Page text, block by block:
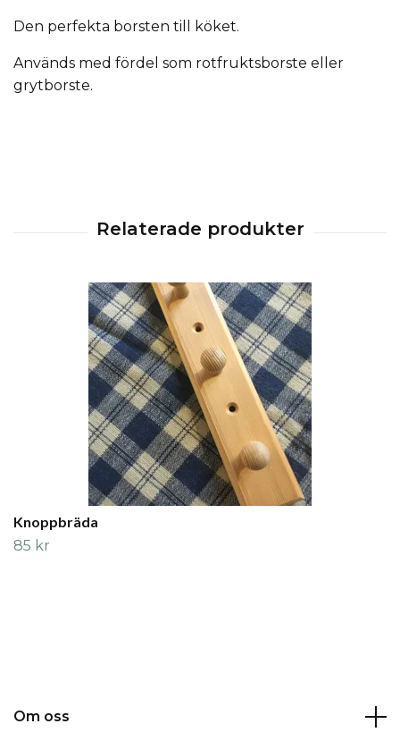
Den perfekta borsten till köket.
Används med fördel som rotfruktsborste eller
grytborste.
Knoppbräda
85 kr
Om oss